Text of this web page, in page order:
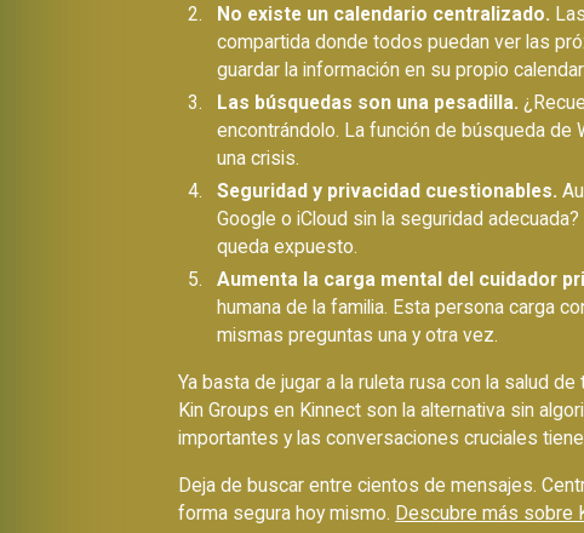
No existe un calendario centralizado.
compartida donde todos puedan ver las
guardar la información en su propio
Las búsquedas son una pesadilla.
encontrándolo. La función de búsqueda de
una crisis.
Seguridad y privacidad cuestionables.
Google o iCloud sin la seguridad
queda expuesto.
Aumenta la carga mental del cuidador
humana de la familia. Esta persona carga
mismas preguntas una y otra vez.
Ya basta de jugar a la ruleta rusa con la salud
Kin Groups en Kinnect son la alternativa sin
importantes y las conversaciones cruciales
Deja de buscar entre cientos de mensajes.
forma segura hoy mismo. Descubre más sobre